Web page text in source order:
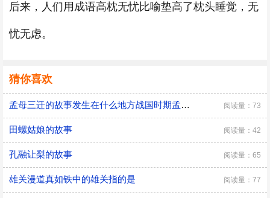
后来，人们用成语高枕无忧比喻垫高了枕头睡觉，无
忧无虑。
猜你喜欢
孟母三迁的故事发生在什么地方战国时期孟母三迁的故事发生在什么地方 阅读量：73
田螺姑娘的故事 阅读量：42
孔融让梨的故事 阅读量：65
雄关漫道真如铁中的雄关指的是 阅读量：77